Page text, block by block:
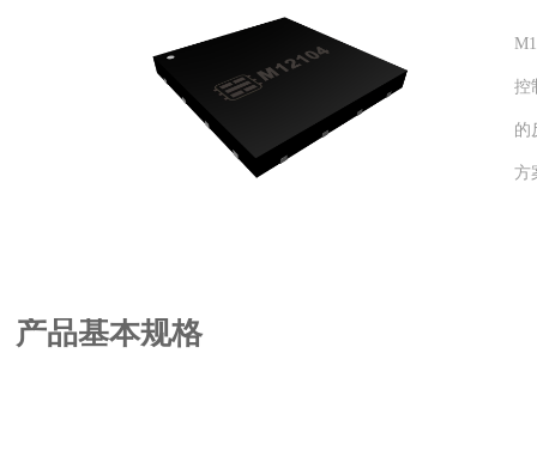
控
的
方
产品基本规格